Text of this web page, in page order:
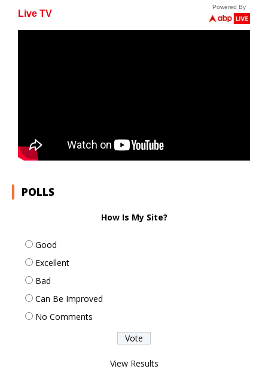
POLLS
How Is My Site?
Good
Excellent
Bad
Can Be Improved
No Comments
View Results